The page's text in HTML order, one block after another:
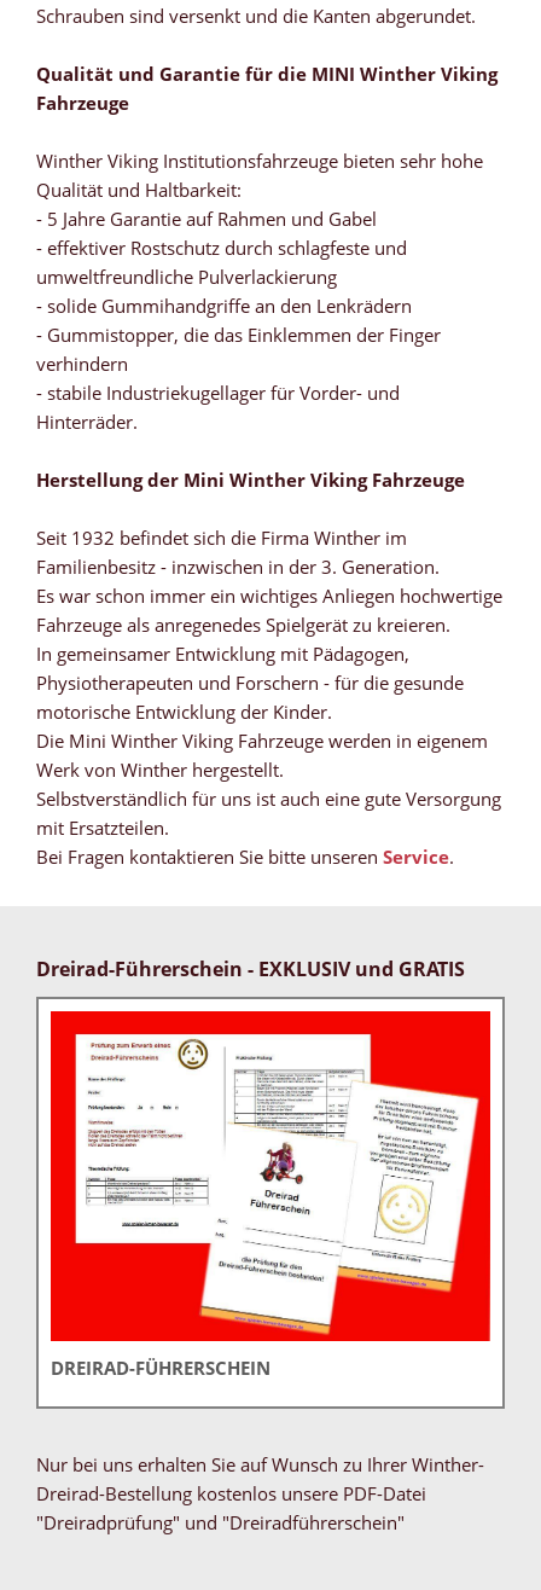
Schrauben sind versenkt und die Kanten abgerundet.
Qualität und Garantie für die MINI Winther Viking
Fahrzeuge
Winther Viking Institutionsfahrzeuge bieten sehr hohe
Qualität und Haltbarkeit:
- 5 Jahre Garantie auf Rahmen und Gabel
- effektiver Rostschutz durch schlagfeste und
umweltfreundliche Pulverlackierung
- solide Gummihandgriffe an den Lenkrädern
- Gummistopper, die das Einklemmen der Finger
verhindern
- stabile Industriekugellager für Vorder- und
Hinterräder.
Herstellung der Mini Winther Viking Fahrzeuge
Seit 1932 befindet sich die Firma Winther im
Familienbesitz - inzwischen in der 3. Generation.
Es war schon immer ein wichtiges Anliegen hochwertige
Fahrzeuge als anregenedes Spielgerät zu kreieren.
In gemeinsamer Entwicklung mit Pädagogen,
Physiotherapeuten und Forschern - für die gesunde
motorische Entwicklung der Kinder.
Die Mini Winther Viking Fahrzeuge werden in eigenem
Werk von Winther hergestellt.
Selbstverständlich für uns ist auch eine gute Versorgung
mit Ersatzteilen.
Bei Fragen kontaktieren Sie bitte unseren Service.
Dreirad-Führerschein - EXKLUSIV und GRATIS
DREIRAD-FÜHRERSCHEIN
Nur bei uns erhalten Sie auf Wunsch zu Ihrer Winther-
Dreirad-Bestellung kostenlos unsere PDF-Datei
"Dreiradprüfung" und "Dreiradführerschein"